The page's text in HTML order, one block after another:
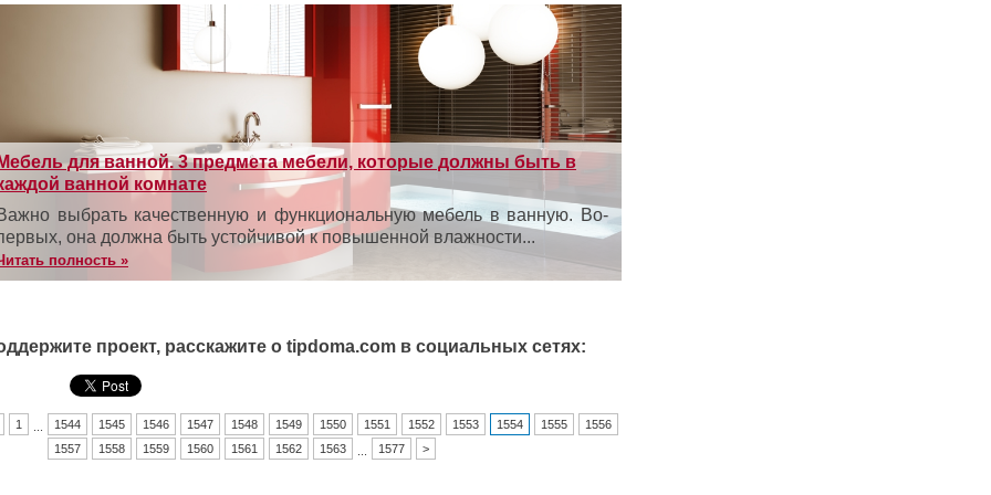
для ванной. 3 предмета мебели, которые должны быть в
ванной комнате
выбрать качественную и функциональную мебель в ванную. Во-
она должна быть устойчивой к повышенной влажности...
полность »
проект, расскажите о tipdoma.com в социальных сетях:
1 1544 1545 1546 1547 1548 1549 1550 1551 1552 1553 1554 1555
1556
1557
1558 1559 1560 1561 1562 1563 1577 >